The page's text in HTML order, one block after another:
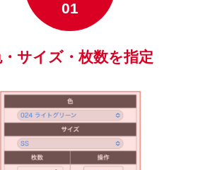
サイズ・枚数を指定